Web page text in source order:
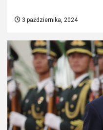
3 października, 2024